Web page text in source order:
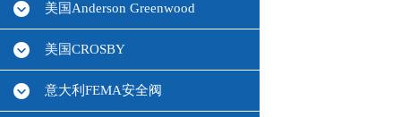
美国Anderson Greenwood
美国CROSBY
意大利FEMA安全阀